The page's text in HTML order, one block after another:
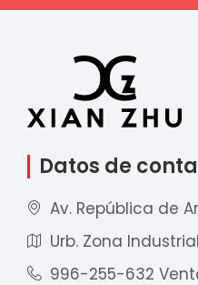
Datos de
Av. República de
Urb. Zona
996-255-632